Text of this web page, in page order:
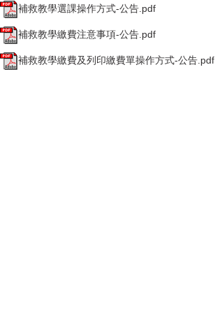
補救教學選課操作方式-公告.pdf
補救教學繳費注意事項-公告.pdf
補救教學繳費及列印繳費單操作方式-公告.pdf